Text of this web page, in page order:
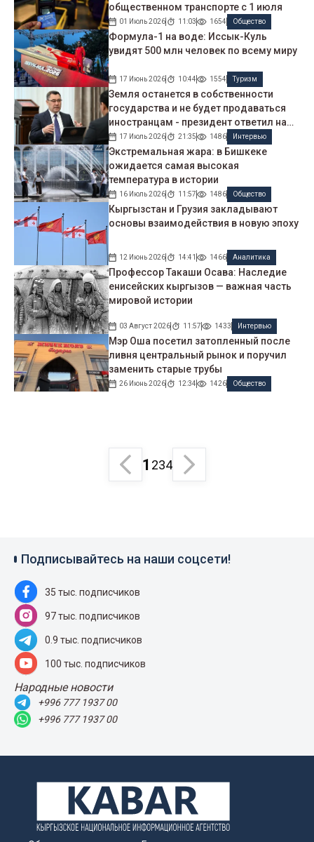
общественном транспорте с 1 июля
01 Июль 2026 11:03 1654 Общество
Формула-1 на воде: Иссык-Куль
увидят 500 млн человек по всему миру
17 Июнь 2026 10:44 1554 Туризм
Земля останется в собственности
государства и не будет продаваться
иностранцам - президент ответил на
опасения
17 Июль 2026 21:35 1486 Интервью
Экстремальная жара: в Бишкеке
ожидается самая высокая
температура в истории
16 Июль 2026 11:57 1486 Общество
Кыргызстан и Грузия закладывают
основы взаимодействия в новую эпоху
12 Июнь 2026 14:41 1466 Аналитика
Профессор Такаши Осава: Наследие
енисейских кыргызов — важная часть
мировой истории
03 Август 2026 11:57 1433 Интервью
Мэр Оша посетил затопленный после
ливня центральный рынок и поручил
заменить старые трубы
26 Июнь 2026 12:34 1426 Общество
1 234
Подписывайтесь на наши соцсети!
35 тыс. подписчиков
97 тыс. подписчиков
0.9 тыс. подписчиков
100 тыс. подписчиков
Народные новости
+996 777 1937 00
+996 777 1937 00